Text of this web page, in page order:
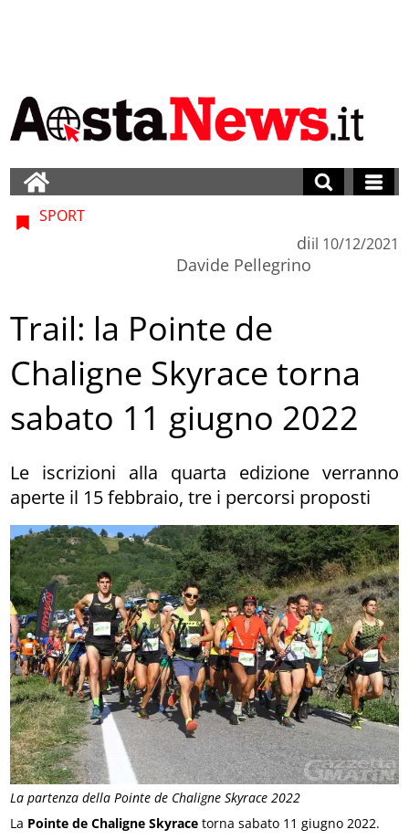
La partenza della Pointe de Chaligne Skyrace 2022
SPORT
di
Davide Pellegrino
il 10/12/2021
Trail: la Pointe de
Chaligne Skyrace torna
sabato 11 giugno 2022
Le iscrizioni alla quarta edizione verranno
aperte il 15 febbraio, tre i percorsi proposti
La Pointe de Chaligne Skyrace torna sabato 11 giugno 2022.